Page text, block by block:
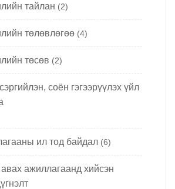
тайлан (2)
төлөвлөгөө (4)
төсөв (2)
соён гэгээрүүлэх үйл
ил тод байдал (6)
ажиллагаанд хийсэн